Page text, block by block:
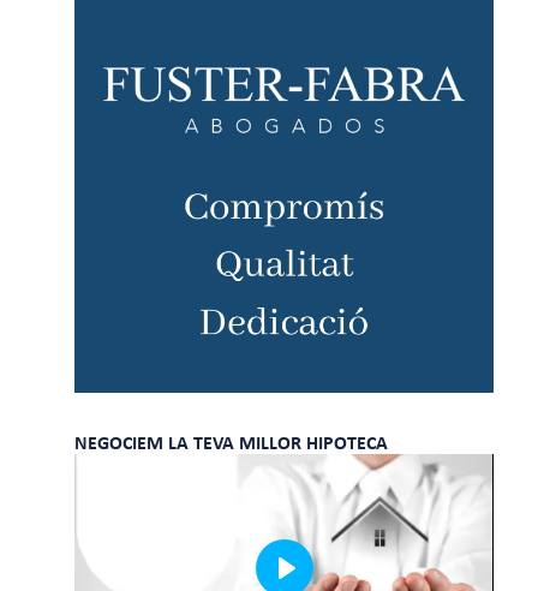
NEGOCIEM LA TEVA MILLOR HIPOTECA